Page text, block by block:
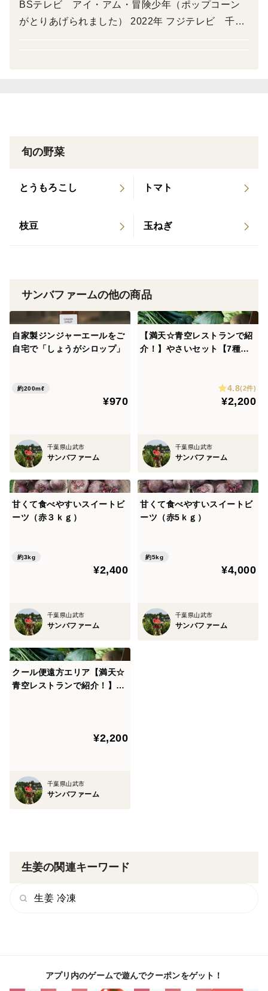
生姜好きなあなた、ぜひお試しください。
BSテレビ アイ・アム・冒険少年（ポップコーン
がとりあげられました） 2022年 フジテレビ 千葉
旬の野菜
とうもろこし トマト
枝豆 玉ねぎ
サンバファームの他の商品
自家製ジンジャーエールをご
自宅で「しょうがシロップ」
約200mℓ
¥970
千葉県山武市
サンバファーム
【満天☆青空レストランで紹
介！】やさいセット【7種
4.8(2件)
¥2,200
千葉県山武市
サンバファーム
甘くて食べやすいスイートビ
ーツ（赤３ｋｇ）
約3kg
¥2,400
千葉県山武市
サンバファーム
甘くて食べやすいスイートビ
ーツ（赤5ｋｇ）
約5kg
¥4,000
千葉県山武市
サンバファーム
クール便遠方エリア【満天☆
青空レストランで紹介！】や
¥2,200
千葉県山武市
サンバファーム
生姜の関連キーワード
生姜 冷凍
アプリ内のゲームで遊んでクーポンをゲット！